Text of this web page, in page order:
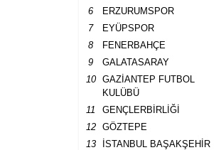
6
ERZURUMSPOR
7
EYÜPSPOR
8
FENERBAHÇE
9
GALATASARAY
10
GAZİANTEP FUTBOL
KULÜBÜ
11 GENÇLERBİRLİĞİ
12
GÖZTEPE
13
İSTANBUL BAŞAKŞEHİR